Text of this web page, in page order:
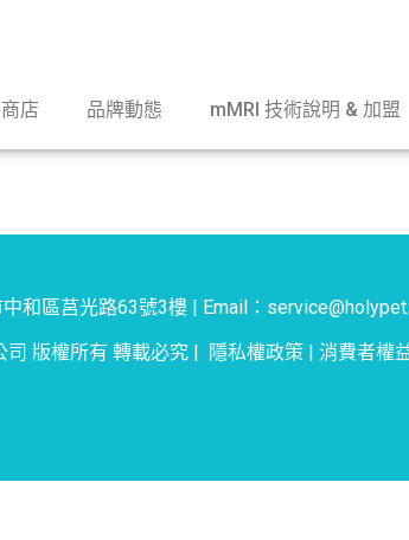
店 品牌動態 mMRI 技術說明 & 加盟
和區莒光路63號3樓 | Email：
版權所有 轉載必究 | 隱私權政策 消費者權